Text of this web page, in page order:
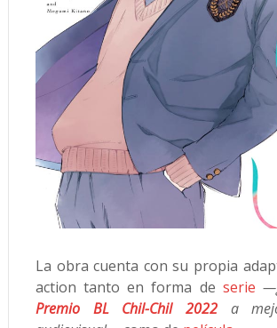
La obra cuenta con su propia
action tanto en forma de serie
Premio BL Chil-Chil 2022 a